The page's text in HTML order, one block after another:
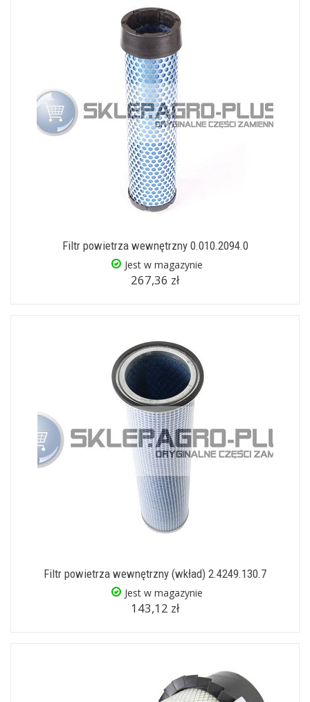
Filtr powietrza wewnętrzny 0.010.2094.0
Jest w magazynie
267,36 zł
Filtr powietrza wewnętrzny (wkład) 2.4249.130.7
Jest w magazynie
143,12 zł